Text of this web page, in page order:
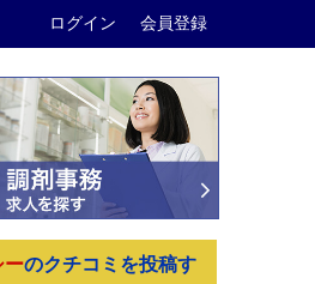
ログイン 会員登録
ーのクチコミを投稿す